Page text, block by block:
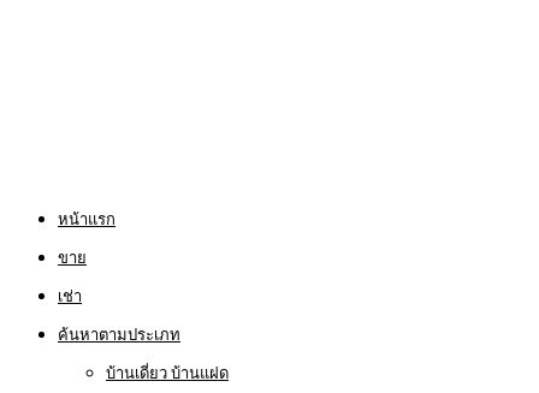
หน้าแรก
ขาย
เช่า
ค้นหาตามประเภท
บ้านเดี่ยว บ้านแฝด